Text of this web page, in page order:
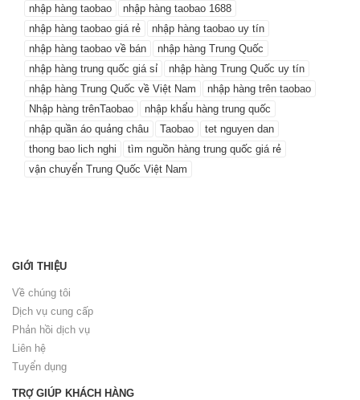
nhập hàng taobao
nhập hàng taobao 1688
nhập hàng taobao giá rẻ
nhập hàng taobao uy tín
nhập hàng taobao về bán
nhập hàng Trung Quốc
nhập hàng trung quốc giá sỉ
nhập hàng Trung Quốc uy tín
nhập hàng Trung Quốc về Việt Nam
nhập hàng trên taobao
Nhập hàng trênTaobao
nhập khẩu hàng trung quốc
nhập quần áo quảng châu
Taobao
tet nguyen dan
thong bao lich nghi
tìm nguồn hàng trung quốc giá rẻ
vận chuyển Trung Quốc Việt Nam
GIỚI THIỆU
Về chúng tôi
Dịch vụ cung cấp
Phản hồi dịch vụ
Liên hệ
Tuyển dụng
TRỢ GIÚP KHÁCH HÀNG